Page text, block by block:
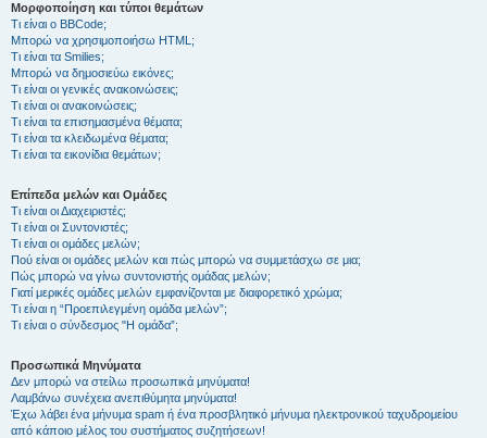
Μορφοποίηση και τύποι θεμάτων
Τι είναι ο BBCode;
Μπορώ να χρησιμοποιήσω HTML;
Τι είναι τα Smilies;
Μπορώ να δημοσιεύω εικόνες;
Τι είναι οι γενικές ανακοινώσεις;
Τι είναι οι ανακοινώσεις;
Τι είναι τα επισημασμένα θέματα;
Τι είναι τα κλειδωμένα θέματα;
Τι είναι τα εικονίδια θεμάτων;
Επίπεδα μελών και Ομάδες
Τι είναι οι Διαχειριστές;
Τι είναι οι Συντονιστές;
Τι είναι οι ομάδες μελών;
Πού είναι οι ομάδες μελών και πώς μπορώ να συμμετάσχω σε μια;
Πώς μπορώ να γίνω συντονιστής ομάδας μελών;
Γιατί μερικές ομάδες μελών εμφανίζονται με διαφορετικό χρώμα;
Τι είναι η “Προεπιλεγμένη ομάδα μελών”;
Τι είναι ο σύνδεσμος "Η ομάδα”;
Προσωπικά Μηνύματα
Δεν μπορώ να στείλω προσωπικά μηνύματα!
Λαμβάνω συνέχεια ανεπιθύμητα μηνύματα!
Έχω λάβει ένα μήνυμα spam ή ένα προσβλητικό μήνυμα ηλεκτρονικού ταχυδρομείου
από κάποιο μέλος του συστήματος συζητήσεων!